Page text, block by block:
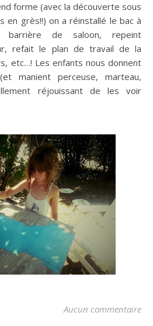
forme (avec la découverte sous
en grès!!) on a réinstallé le bac à
barrière de saloon, repeint
refait le plan de travail de la
etc…! Les enfants nous donnent
manient perceuse, marteau,
réjouissant de les voir
Aucun commentaire